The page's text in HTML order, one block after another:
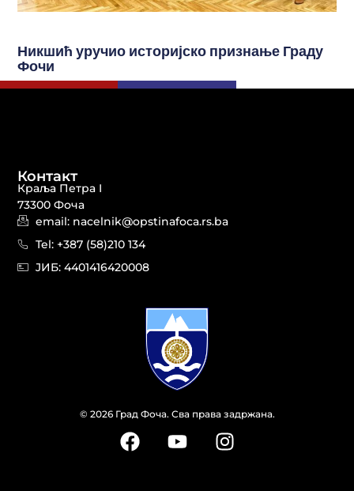
Никшић уручио историјско признање Граду
Фочи
© 2026 Град Фоча. Сва права задржана.
Контакт
Краља Петра I
73300 Фоча
email: nacelnik@opstinafoca.rs.ba
Tel: +387 (58)210 134
JИБ: 44014164​20008